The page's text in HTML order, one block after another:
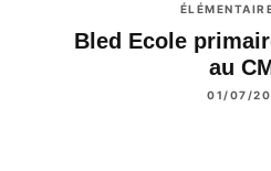
Bled Ecole
au
01/07/